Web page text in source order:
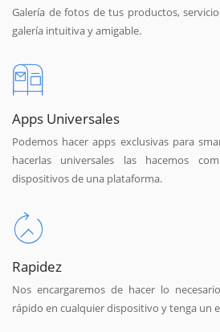
Galería de fotos de tus productos,
galería intuitiva y amigable.
Apps Universales
Podemos hacer apps exclusivas para
hacerlas universales las hacemos
dispositivos de una plataforma.
Rapidez
Nos encargaremos de hacer lo
rápido en cualquier dispositivo y tenga un